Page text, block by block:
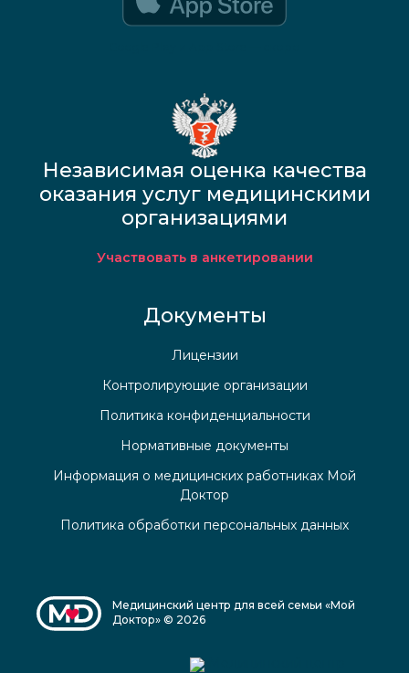
Независимая оценка качества
оказания услуг медицинскими
организациями
Участвовать в анкетировании
Документы
Лицензии
Контролирующие организации
Политика конфиденциальности
Нормативные документы
Информация о медицинских работниках Мой
Доктор
Политика обработки персональных данных
Медицинский центр для всей семьи «Мой
Доктор» © 2026